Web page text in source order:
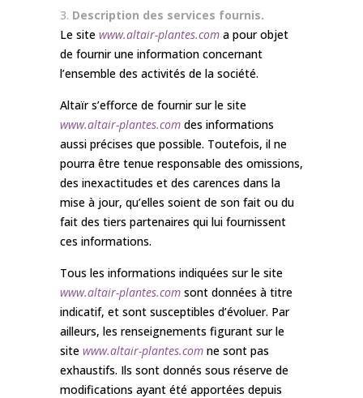
Description des services fournis.
Le site www.altair-plantes.com a pour objet
de fournir une information concernant
l’ensemble des activités de la société.
Altaïr s’efforce de fournir sur le site
www.altair-plantes.com des informations
aussi précises que possible. Toutefois, il ne
pourra être tenue responsable des omissions,
des inexactitudes et des carences dans la
mise à jour, qu’elles soient de son fait ou du
fait des tiers partenaires qui lui fournissent
ces informations.
Tous les informations indiquées sur le site
www.altair-plantes.com sont données à titre
indicatif, et sont susceptibles d’évoluer. Par
ailleurs, les renseignements figurant sur le
site www.altair-plantes.com ne sont pas
exhaustifs. Ils sont donnés sous réserve de
modifications ayant été apportées depuis